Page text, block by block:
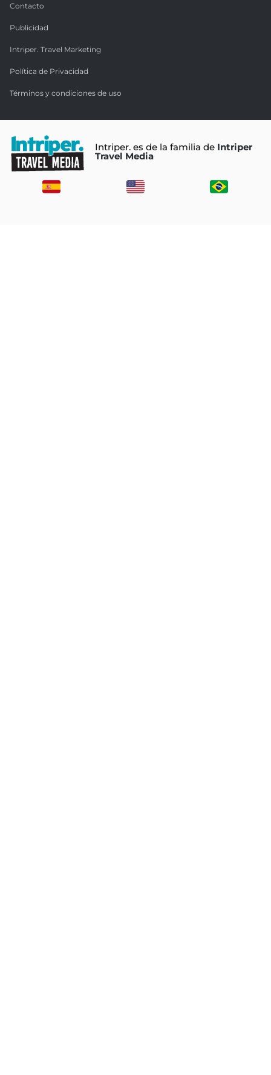
Contacto
Publicidad
Intriper. Travel Marketing
Política de Privacidad
Términos y condiciones de uso
Intriper. es de la familia de Intriper
Travel Media